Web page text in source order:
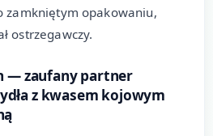
zamkniętym opakowaniu,
ostrzegawczy.
— zaufany partner
z kwasem kojowym